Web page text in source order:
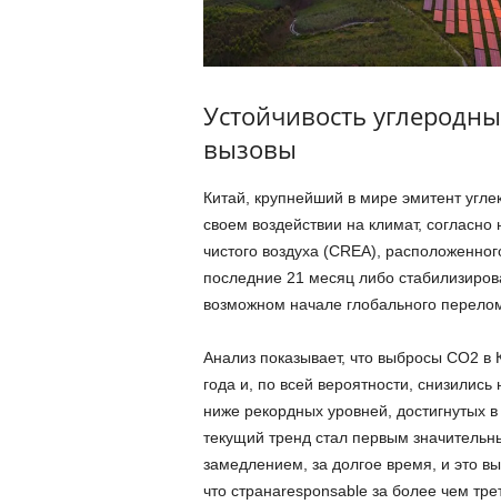
Устойчивость
вызовы
Китай, крупнейший в мире эмитент
своем воздействии на климат,
чистого воздуха (CREA),
последние 21 месяц либо
возможном начале глобального
Анализ показывает, что выбросы CO2 в
года и, по всей вероятности,
ниже рекордных уровней, достигнутых
текущий тренд стал первым
замедлением, за долгое время, и это
что странаresponsable за более чем